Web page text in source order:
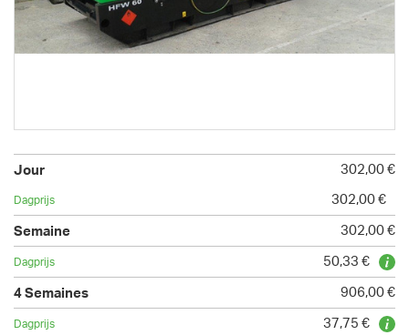
302,00 €
302,00 €
302,00 €
50,33 €
906,00 €
37,75 €